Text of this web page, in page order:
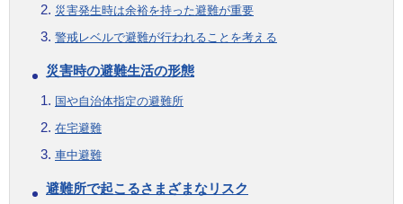
災害発生時は余裕を持った避難が重要
警戒レベルで避難が行われることを考える
災害時の避難生活の形態
国や自治体指定の避難所
在宅避難
車中避難
避難所で起こるさまざまなリスク